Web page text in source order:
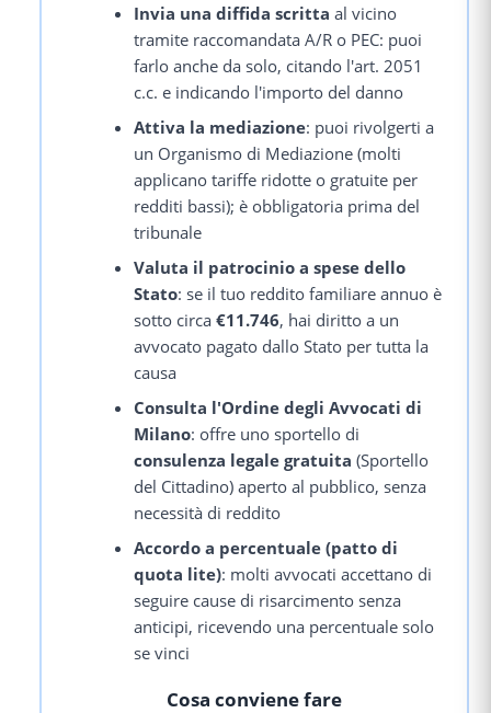
Invia una diffida scritta al vicino
tramite raccomandata A/R o PEC: puoi
farlo anche da solo, citando l'art. 2051
c.c. e indicando l'importo del danno
Attiva la mediazione: puoi rivolgerti a
un Organismo di Mediazione (molti
applicano tariffe ridotte o gratuite per
redditi bassi); è obbligatoria prima del
tribunale
Valuta il patrocinio a spese dello
Stato: se il tuo reddito familiare annuo è
sotto circa€11.746, hai diritto a un
avvocato pagato dallo Stato per tutta la
causa
Consulta l'Ordine degli Avvocati di
Milano: offre uno sportello di
consulenza legale gratuita (Sportello
del Cittadino) aperto al pubblico, senza
necessità di reddito
Accordo a percentuale (patto di
quota lite): molti avvocati accettano di
seguire cause di risarcimento senza
anticipi, ricevendo una percentuale solo
se vinci
Cosa conviene fare